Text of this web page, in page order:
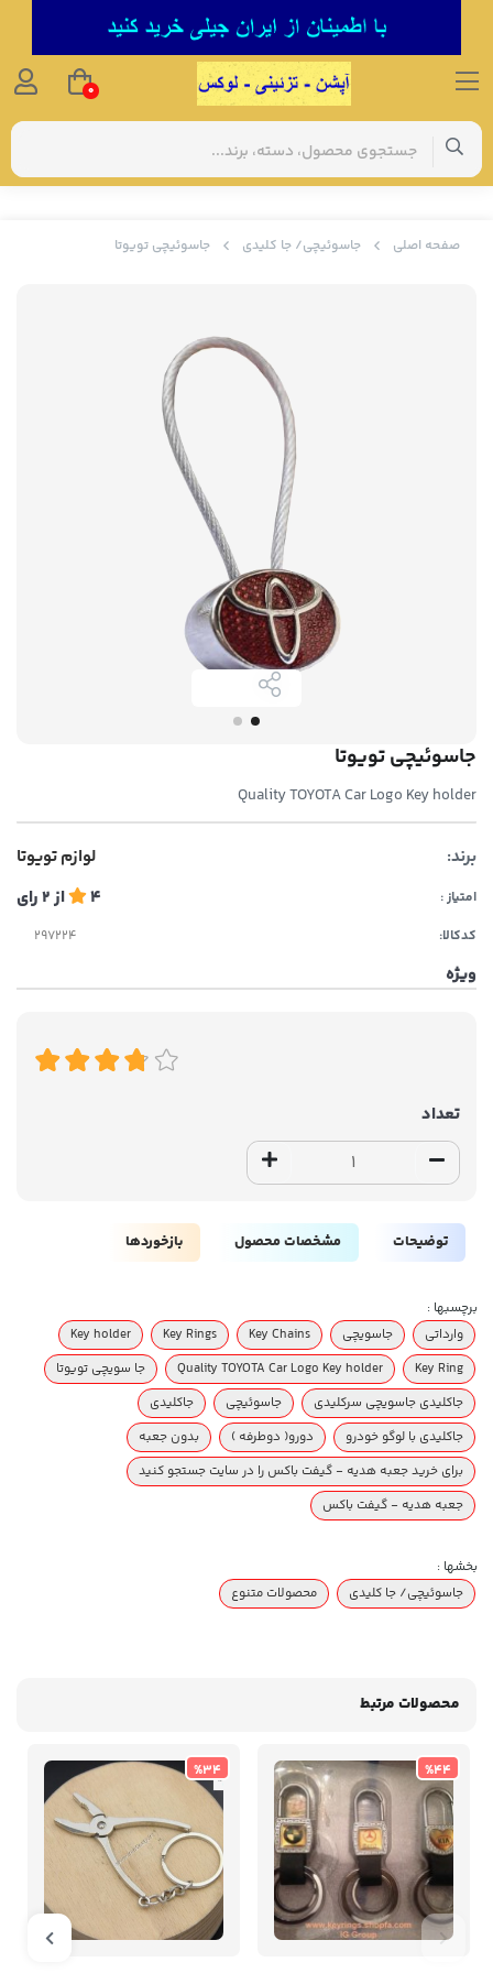
صفحه اصلی جاسوئیچی/ جا کلیدی جاسوئیچی تویوتا
جاسوئیچی تویوتا
Quality TOYOTA Car Logo Key holder
برند: لوازم تویوتا
امتیاز : 4 از2رای
کدکالا:
ویژه
تعداد
توضیحات مشخصات محصول بازخوردها
برچسبها :
وارداتی
جاسویچی Key Chains
Key Rings
Key holder
Key Ring
Quality TOYOTA Car Logo Key holder
جا سویچی تویوتا
جاکلیدی جاسویچی سرکلیدی
جاسوئیچی
جاکلیدی
جاکلیدی با لوگو خودرو
دورو( دوطرفه )
بدون جعبه
برای خرید جعبه هدیه - گیفت باکس را در سایت جستجو کنید
جعبه هدیه - گیفت باکس
بخشها :
جاسوئیچی/ جا کلیدی
محصولات متنوع
محصولات مرتبط
%44
%34
0